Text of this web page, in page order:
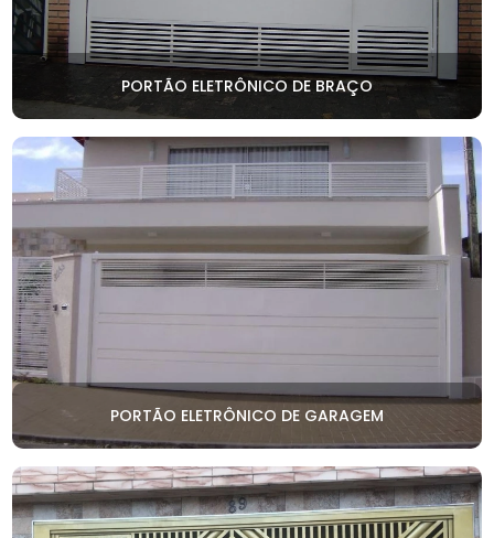
PORTÃO ELETRÔNICO DE BRAÇO
PORTÃO ELETRÔNICO DE GARAGEM